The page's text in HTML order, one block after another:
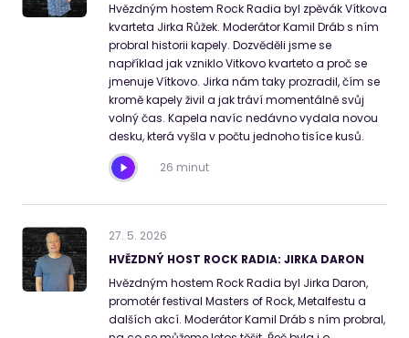
Hvězdným hostem Rock Radia byl zpěvák Vítkova
kvarteta Jirka Růžek. Moderátor Kamil Dráb s ním
probral historii kapely. Dozvěděli jsme se
například jak vzniklo Vitkovo kvarteto a proč se
jmenuje Vítkovo. Jirka nám taky prozradil, čím se
kromě kapely živil a jak tráví momentálně svůj
volný čas. Kapela navíc nedávno vydala novou
desku, která vyšla v počtu jednoho tisíce kusů.
26 minut
27. 5. 2026
HVĚZDNÝ HOST ROCK RADIA: JIRKA DARON
Hvězdným hostem Rock Radia byl Jirka Daron,
promotér festival Masters of Rock, Metalfestu a
dalších akcí. Moderátor Kamil Dráb s ním probral,